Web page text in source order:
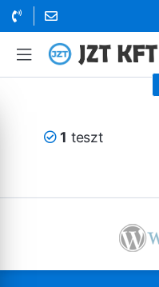
1 teszt